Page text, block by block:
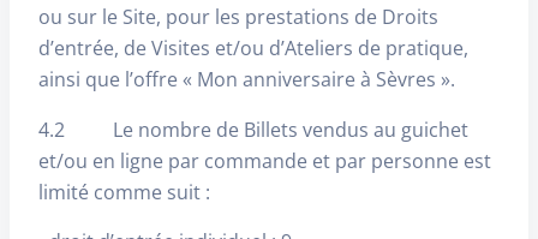
ou sur le Site, pour les prestations de Droits
d’entrée, de Visites et/ou d’Ateliers de pratique,
ainsi que l’offre « Mon anniversaire à Sèvres ».
4.2 Le nombre de Billets vendus au guichet
et/ou en ligne par commande et par personne est
limité comme suit :